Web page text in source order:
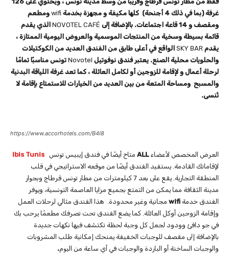
غرفة (بما في ذلك 4 أجنحة) كلها مكيفة و مجهزة بخدمة
wifi ومطعم
ومقصف و 14 قاعة اجتماعات. بالإضافة إلى
NOVOTEL CAFÉ الذي يقدم
قائمة بسيطة وسخية من المنتجات الموسمية والعروض اليومية الممتازة ،
يقدم SKY BAR الواقع في أعلى طابق من الفندق العديد من الكوكتيلات
والحلويات محلية الصنع. يعتبر فندق نوفوتيل Novotel تونس مناسبًا تمامًا
لرحلة أعمال و لإقامة للزوجين أو لكامل العائلة ، كما تعد غرفة اللياقة البدنية
والمسبح ومساحة المتعة من بين العديد من الخيارات للاستمتاع بإقامة لا
تُنسى.
https://www.accorhotels.com/B4I8
العرض المخصص لأعضاء ALL متاح أيضًا في فندق إيبيس تونس
Ibis Tunis
لإقاماتك القادمة. يستفيد الفندق أيضًا من موقعه الاستراتيجي في قلب
المنطقة التجارية. يقع على بعد 7 كيلومترات من مطار تونس قرطاج وبجوار
مدينة الثقافة مما يمكن من التمتع بجميع مزايا العاصمة التونسية، ويوفر
الفندق خدمة
مجانية وغير محدودة. هذا الفندق مثالي لرحلات العمل
وإقامة الزوجين أوكل العائلة. كما يضع الفندق تحت تصرفك مطعمًا يرحب بك
في جو دافئ وودود لجعل كل وجبة لحظة تكتشف فيها نكهات جديدة
بالإضافة إلى مقصف للوجبات الخفيفة يمنحك إمكانية طلب المشروبات
والوجبات الساخنة أو الباردة والوجبات في أي ساعة من اليوم.